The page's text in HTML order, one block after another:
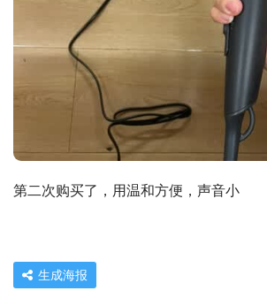
第二次购买了，用温和方便，声音小
生成海报